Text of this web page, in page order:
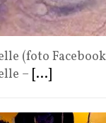
(foto
– [...]